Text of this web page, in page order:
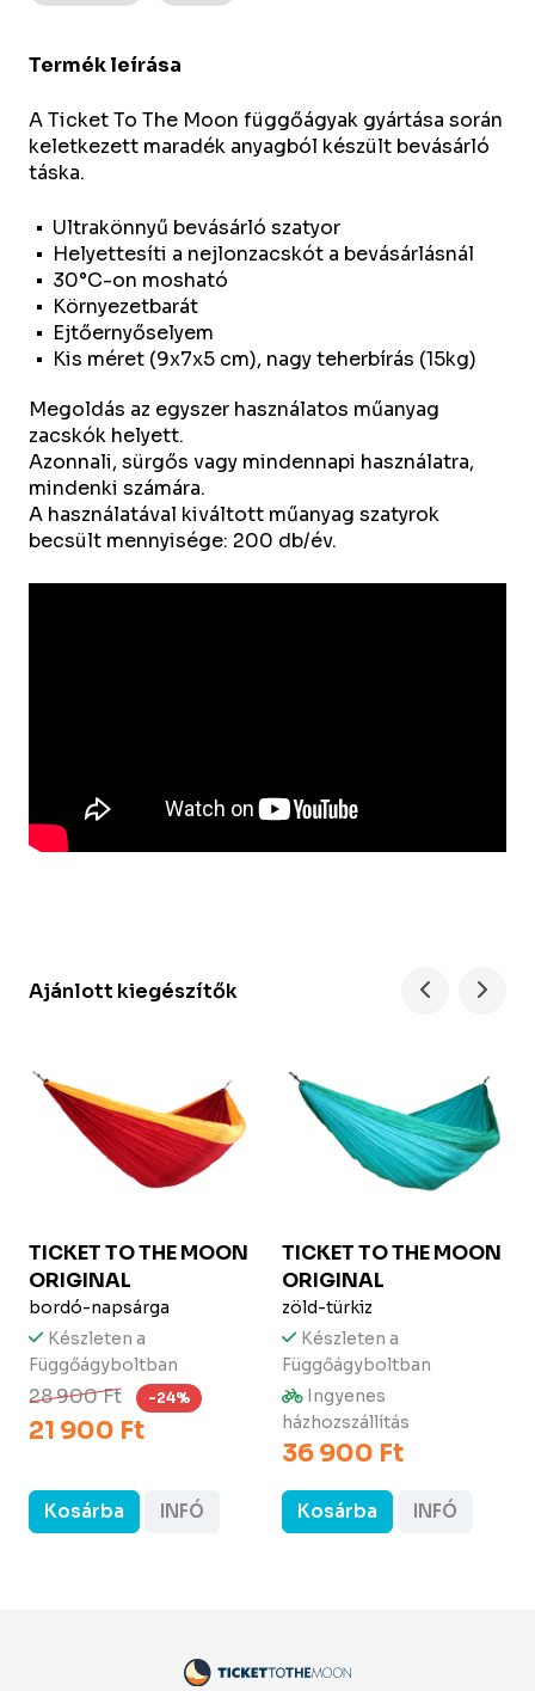
Termék leírása
A Ticket To The Moon függőágyak gyártása során
keletkezett maradék anyagból készült bevásárló
táska.
Ultrakönnyű bevásárló szatyor
Helyettesíti a nejlonzacskót a bevásárlásnál
30°C-on mosható
Környezetbarát
Ejtőernyőselyem
Kis méret (9x7x5 cm), nagy teherbírás (15kg)
Megoldás az egyszer használatos műanyag
zacskók helyett.
Azonnali, sürgős vagy mindennapi használatra,
mindenki számára.
A használatával kiváltott műanyag szatyrok
becsült mennyisége: 200 db/év.
Ajánlott kiegészítők
TICKET TO THE MOON
ORIGINAL
bordó-napsárga
Készleten a
Függőágyboltban
28 900 Ft -24%
21 900 Ft
Kosárba INFÓ
TICKET TO THE MOON
ORIGINAL
zöld-türkiz
Készleten a
Függőágyboltban
Ingyenes
házhozszállítás
36 900 Ft
Kosárba INFÓ